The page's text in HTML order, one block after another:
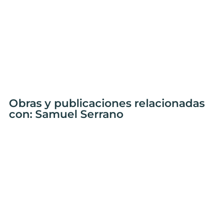
Obras y publicaciones relacionadas
con: Samuel Serrano